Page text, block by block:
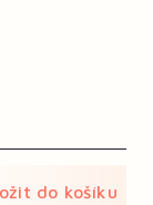
do košíku